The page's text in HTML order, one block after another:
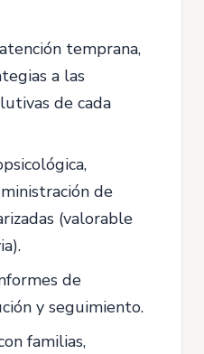
temprana,
a las
de cada
de
(valorable
de
y seguimiento.
familias,